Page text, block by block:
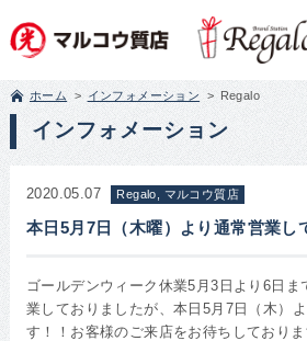
ホーム インフォメーション Regalo
インフォメーション
2020.05.07 Regalo, マルコウ質店
本日5月7日（木曜）より通常営業し
ゴールデンウィーク休業5月3日より6日ま
業しておりましたが、本日5月7日（木）
す！！お客様のご来店をお待ちしておりま